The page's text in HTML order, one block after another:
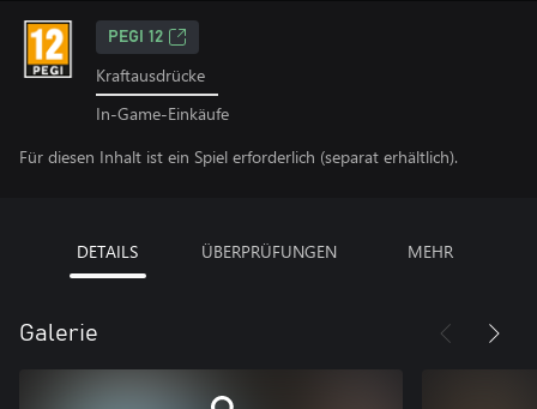
PEGI 12
Kraftausdrücke
In-Game-Einkäufe
Für diesen Inhalt ist ein Spiel erforderlich (separat erhältlich).
DETAILS ÜBERPRÜFUNGEN MEHR
Galerie